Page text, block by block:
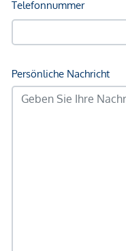
Geldautomat <250m
Bank <500m
Verkehr